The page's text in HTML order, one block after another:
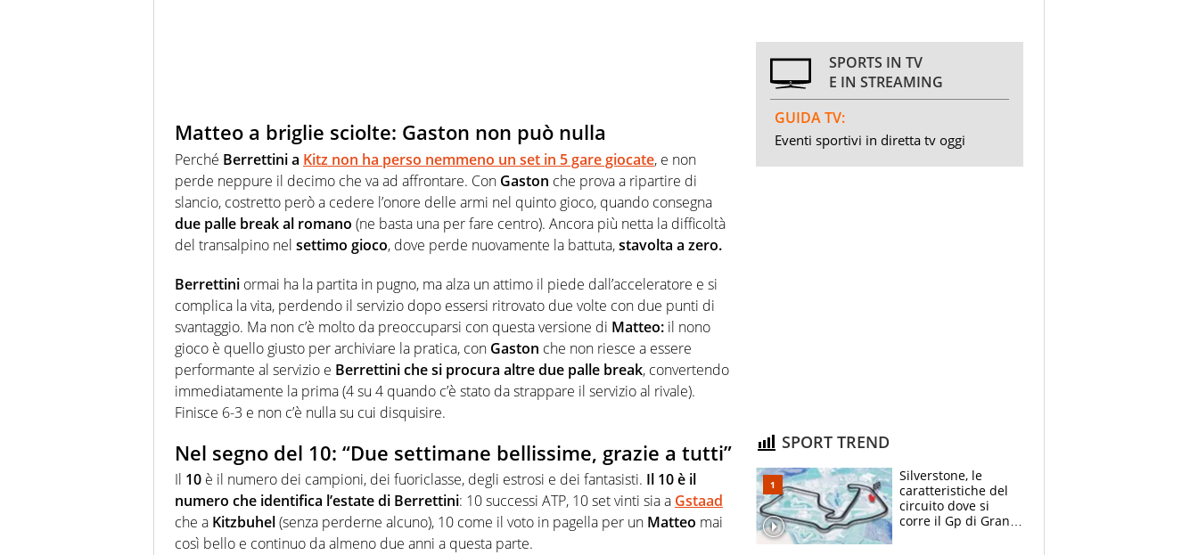
Matteo a briglie sciolte: Gaston non può nulla
Perché Berrettini a Kitz non ha perso nemmeno un set in 5 gare giocate, e non
perde neppure il decimo che va ad affrontare. Con Gaston che prova a ripartire di
slancio, costretto però a cedere l’onore delle armi nel quinto gioco, quando consegna
due palle break al romano (ne basta una per fare centro). Ancora più netta la difficoltà
del transalpino nel settimo gioco, dove perde nuovamente la battuta,stavolta a zero.
Berrettini ormai ha la partita in pugno, ma alza un attimo il piede dall’acceleratore e si
complica la vita, perdendo il servizio dopo essersi ritrovato due volte con due punti di
svantaggio. Ma non c’è molto da preoccuparsi con questa versione di Matteo: il nono
gioco è quello giusto per archiviare la pratica, con Gaston che non riesce a essere
performante al servizio e Berrettini che si procura altre due palle break, convertendo
immediatamente la prima (4 su 4 quando c’è stato da strappare il servizio al rivale).
Finisce 6-3 e non c’è nulla su cui disquisire.
Nel segno del 10: “Due settimane bellissime, grazie a tutti”
Il 10 è il numero dei campioni, dei fuoriclasse, degli estrosi e dei fantasisti. Il 10 è il
numero che identifica l’estate di Berrettini: 10 successi ATP, 10 set vinti sia a Gstaad
che a Kitzbuhel(senza perderne alcuno), 10 come il voto in pagella per un Matteo mai
così bello e continuo da almeno due anni a questa parte.
SPORTS IN TV
E IN STREAMING
GUIDA TV:
Eventi sportivi in diretta tv oggi
SPORT TREND
Silverstone, le
caratteristiche del
circuito dove si
corre il Gp di Gran